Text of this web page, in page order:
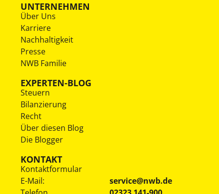
UNTERNEHMEN
Über Uns
Karriere
Nachhaltigkeit
Presse
NWB Familie
EXPERTEN-BLOG
Steuern
Bilanzierung
Recht
Über diesen Blog
Die Blogger
KONTAKT
Kontaktformular
E-Mail:
service@nwb.de